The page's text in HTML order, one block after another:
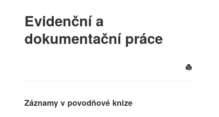
Evidenční a
dokumentační práce
Záznamy v povodňové knize